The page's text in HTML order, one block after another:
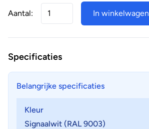
Aantal: In winkelwagen
Specificaties
Belangrijke specificaties
Kleur
Signaalwit (RAL 9003)